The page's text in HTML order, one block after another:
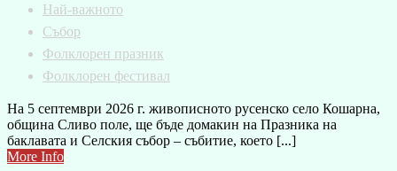
Най-важното
Събор
Фолклорен празник
Фолклорен фестивал
На 5 септември 2026 г. живописното русенско село Кошарна,
община Сливо поле, ще бъде домакин на Празника на
баклавата и Селския събор – събитие, което [...]
More Info